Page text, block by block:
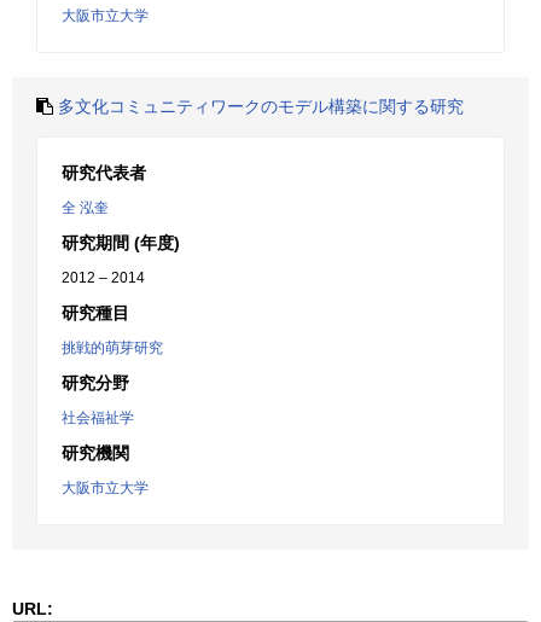
大阪市立大学
多文化コミュニティワークのモデル構築に関する研究
研究代表者
全 泓奎
研究期間 (年度)
2012 – 2014
研究種目
挑戦的萌芽研究
研究分野
社会福祉学
研究機関
大阪市立大学
URL: